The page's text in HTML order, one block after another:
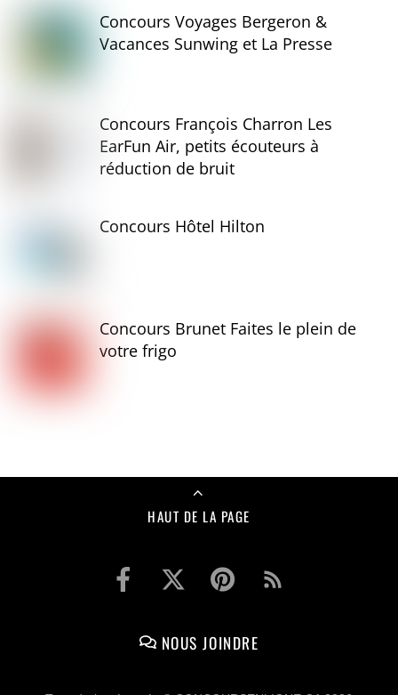
Concours Voyages Bergeron &
Vacances Sunwing et La Presse
Concours François Charron Les
EarFun Air, petits écouteurs à
réduction de bruit
Concours Hôtel Hilton
Concours Brunet Faites le plein de
votre frigo
HAUT DE LA PAGE
NOUS JOINDRE